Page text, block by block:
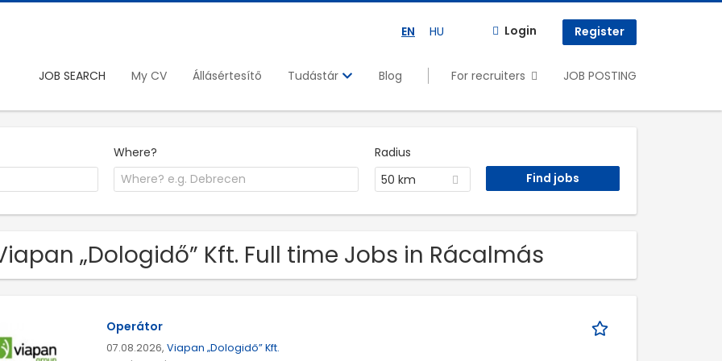
EN HU Login Register
JOB SEARCH My CV Állásértesítő Tudástár Blog For recruiters JOB POSTING
Where?
Radius
50 km
„Dologidő” Kft. Full time Jobs in Rácalmás
Operátor
07.08.2026, Viapan „Dologidő” Kft.